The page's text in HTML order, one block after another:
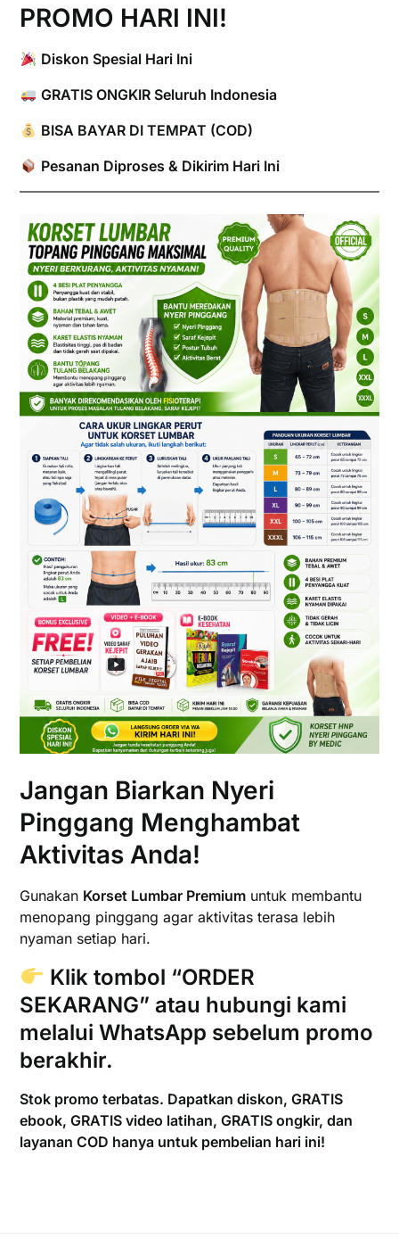
PROMO HARI INI!
Diskon Spesial Hari Ini
GRATIS ONGKIR Seluruh Indonesia
BISA BAYAR DI TEMPAT (COD)
Pesanan Diproses & Dikirim Hari Ini
Jangan Biarkan Nyeri
Pinggang Menghambat
Aktivitas Anda!
Gunakan Korset Lumbar Premium untuk membantu
menopang pinggang agar aktivitas terasa lebih
nyaman setiap hari.
Klik tombol “ORDER
SEKARANG” atau hubungi kami
melaluiWhatsApp sebelum promo
berakhir.
Stok promo terbatas. Dapatkan diskon, GRATIS
ebook, GRATIS video latihan, GRATIS ongkir, dan
layanan COD hanya untuk pembelian hari ini!